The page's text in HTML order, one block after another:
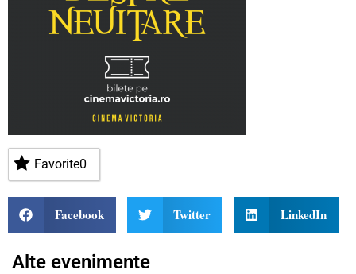
Favorite0
Facebook Twitter LinkedIn
Alte evenimente